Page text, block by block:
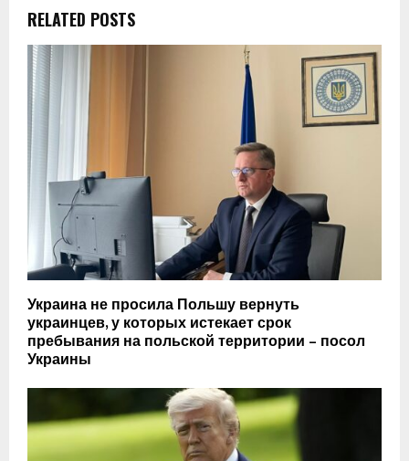
RELATED POSTS
Украина не просила Польшу вернуть
украинцев, у которых истекает срок
пребывания на польской территории – посол
Украины